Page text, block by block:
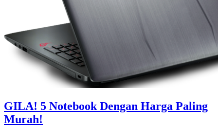
GILA! 5 Notebook Dengan Harga Paling
Murah!